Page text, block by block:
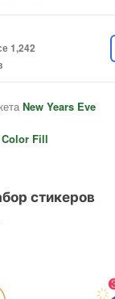
1,242
New Years Eve
Fill
стикеров